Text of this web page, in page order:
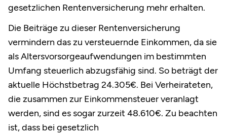
gesetzlichen Rentenversicherung mehr erhalten.
Die Beiträge zu dieser Rentenversicherung
vermindern das zu versteuernde Einkommen, da sie
als Altersvorsorgeaufwendungen im bestimmten
Umfang steuerlich abzugsfähig sind. So beträgt der
aktuelle Höchstbetrag 24.305€. Bei Verheirateten,
die zusammen zur Einkommensteuer veranlagt
werden, sind es sogar zurzeit 48.610€. Zu beachten
ist, dass bei gesetzlich